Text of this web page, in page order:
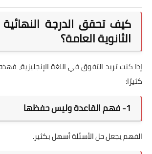
كيف تحقق الدرجة
الثانوية العامة؟
إذا كنت تريد التفوق في اللغة الإنجليزية،
كثيرًا:
1- فهم القاعدة وليس حفظها
الفهم يجعل حل الأسئلة أسهل بكثير.